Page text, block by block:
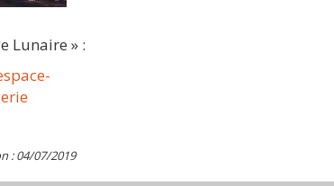
Lunaire » :
: 04/07/2019